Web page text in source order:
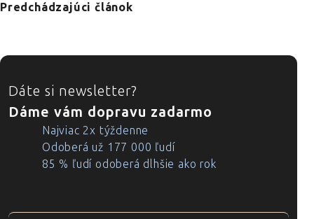
Predchádzajúci článok
ZÁPÄTIE
Dáte si newsletter?
Dáme vám dopravu zadarmo
Najviac 2x týždenne
Odoberá už 177 000 ľudí
85 % ľudí odoberá dlhšie ako rok